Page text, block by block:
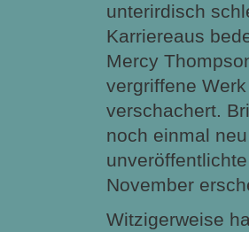
unterirdisch
Karriereaus
Mercy
vergriffene
verschachert.
noch einmal
November
Witzigerweise